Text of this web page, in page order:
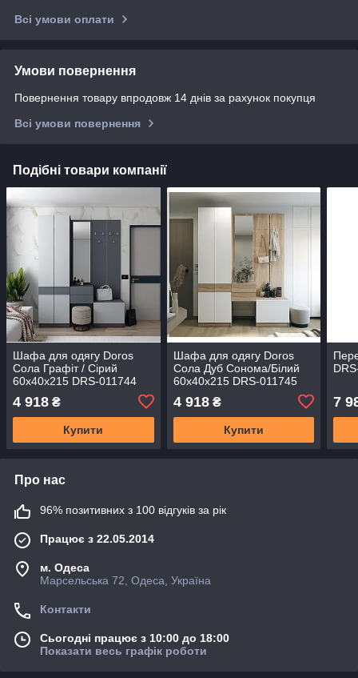
Всі умови оплати
Умови повернення
Повернення товару впродовж 14 днів за рахунок покупця
Всі умови повернення
Подібні товари компанії
Шафа для одягу Doros
Сола Графіт / Сірий
60х40х215 DRS-011744
4 918 ₴
Купити
Шафа для одягу Doros
Сола Дуб Сонома/Білий
60х40х215 DRS-011745
4 918₴
Купити
7
Про нас
96% позитивних з 100 відгуків за рік
Працює з 22.05.2014
м. Одеса
Марсельська 72, Одеса, Україна
Контакти
Сьогодні працює з 10:00 до 18:00
Показати весь графік роботи